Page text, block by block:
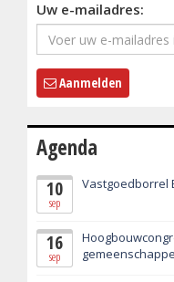
Uw e-mailadres:
Aanmelden
Agenda
10
sep
Vastgoedborrel
16
sep